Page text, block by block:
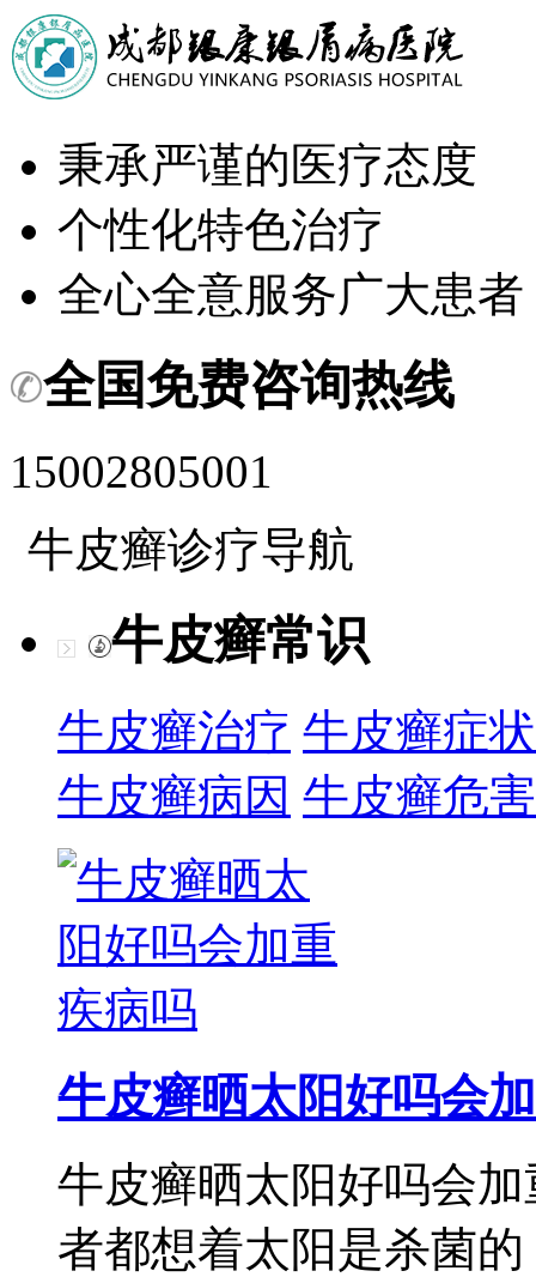
秉承严谨的医疗态度
个性化特色治疗
全心全意服务广大患者
全国免费咨询热线
15002805001
牛皮癣诊疗导航
牛皮癣常识
牛皮癣治疗 牛皮癣症状
牛皮癣病因 牛皮癣危害
牛皮癣晒太阳好吗会加
牛皮癣晒太阳好吗会
者都想着太阳是杀菌